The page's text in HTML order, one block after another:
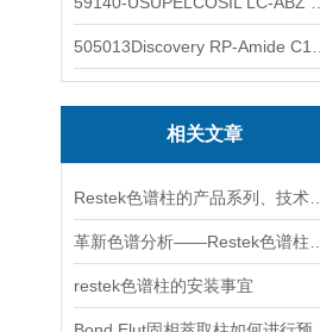
相关文章
restek色谱柱的安装事宜